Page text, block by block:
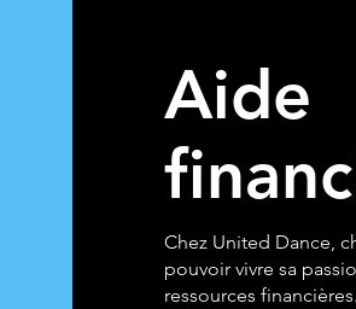
Aide
Chez United Dance,
pouvoir vivre sa
ressources